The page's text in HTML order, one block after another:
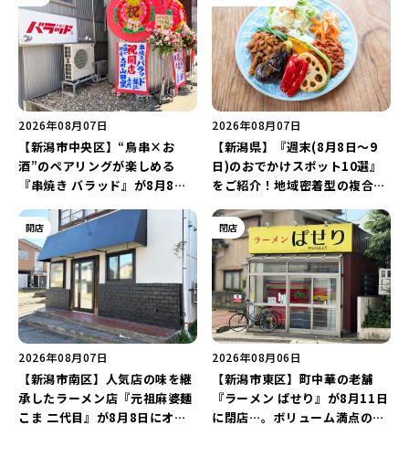
2026年08月07日
【新潟市中央区】“鳥串×お
酒”のペアリングが楽しめる
『串焼き バラッド』が8月8日
インアップ♪
2026年08月07日
【新潟県】『週末(8月8日～9
日)のおでかけスポット10選』
をご紹介！地域密着型の複合施
ナ丸大新潟のサマーフェスタ
2026」がおすすめ♪
開店
2026年08月07日
【新潟市南区】人気店の味を継
承したラーメン店『元祖麻婆麺
こま 二代目』が8月8日にオー
閉店
2026年08月06日
【新潟市東区】町中華の老舗
『ラーメン ぱせり』が8月11日
に閉店…。ボリューム満点の名